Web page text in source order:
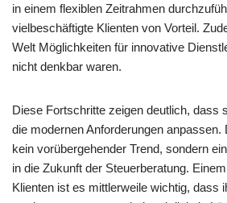
in einem flexiblen Zeitrahmen
vielbeschäftigte Klienten von Vorteil.
Welt Möglichkeiten für innovative
nicht denkbar waren.
Diese Fortschritte zeigen deutlich, dass
die modernen Anforderungen anpassen.
kein vorübergehender Trend, sondern
in die Zukunft der Steuerberatung.
Klienten ist es mittlerweile wichtig, dass